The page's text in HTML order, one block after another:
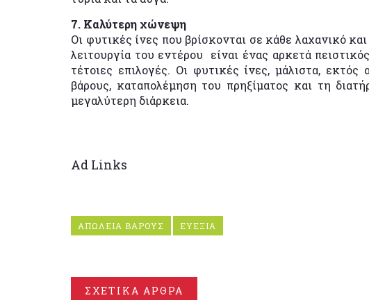
7. Καλύτερη χώνεψη
Οι φυτικές ίνες που βρίσκονται σε κάθε λαχανικό
λειτουργία του εντέρου είναι ένας αρκετά
τέτοιες επιλογές. Οι φυτικές ίνες, μάλιστα,
βάρους, καταπολέμηση του πρηξίματος και τη
μεγαλύτερη διάρκεια.
Ad Links
ΑΠΩΛΕΙΑ ΒΑΡΟΥΣ ΕΥΕΞΙΑ
ΣΧΕΤΙΚΑ ΑΡΘΡΑ